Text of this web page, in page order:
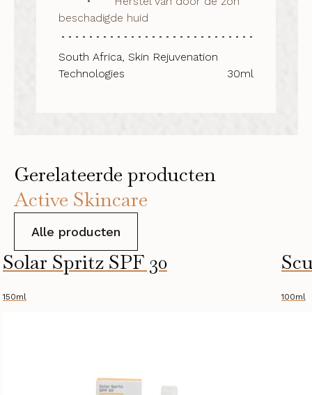
Gerelateerde producten
Active Skincare
Alle producten
Solar Spritz SPF 30
150ml 100ml
beschadigde huid
South Africa, Skin Rejuvenation
Technologies
30ml